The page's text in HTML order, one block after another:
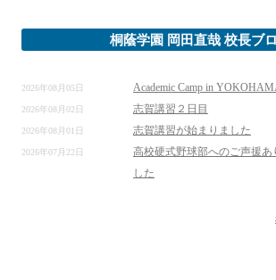
桐蔭学園 岡田直哉 校長ブ
2026年08月05日 Academic Camp in
2026年08月02日 志賀講習２日目
2026年08月01日 志賀講習が始まりました
2026年07月22日
高校硬式野球部へのご声援あ
した